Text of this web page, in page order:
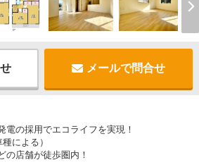
メールで問合せ
電の採用でエコライフを実現！
による）
の店舗が徒歩圏内！